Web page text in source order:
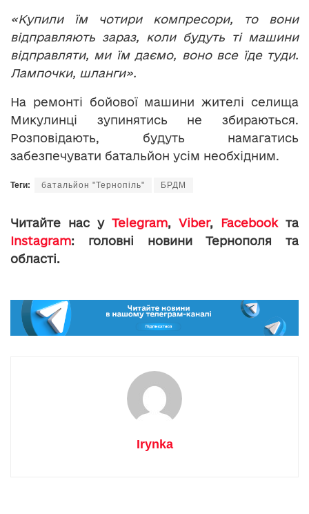
«Купили їм чотири компресори, то вони
відправляють зараз, коли будуть ті машини
відправляти, ми їм даємо, воно все їде туди.
Лампочки, шланги».
На ремонті бойової машини жителі селища
Микулинці зупинятись не збираються.
Розповідають, будуть намагатись
забезпечувати батальйон усім необхідним.
Теги: батальйон "Тернопіль" БРДМ
Читайте нас у Telegram, Viber, Facebookта
Instagram: головні новини Тернополя та
області.
Irynka